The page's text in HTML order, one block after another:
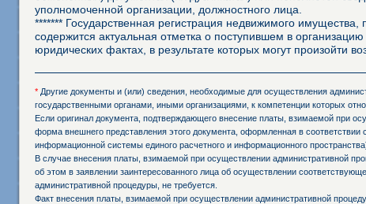
уполномоченной организации, должностного лица.
******* Государственная регистрация недвижимого
содержится актуальная отметка о поступившем в
юридических фактах, в результате которых могут
* Другие документы и (или) сведения, необходимые для осуществления
государственными органами, иными организациями, к компетенции которых
Если оригинал документа, подтверждающего внесение платы, взимаемой при
форма внешнего представления этого документа, оформленная в
информационной системы единого расчетного и информационного
В случае внесения платы, взимаемой при осуществлении административной
об этом в заявлении заинтересованного лица об осуществлении
административной процедуры, не требуется.
Факт внесения платы, взимаемой при осуществлении административной